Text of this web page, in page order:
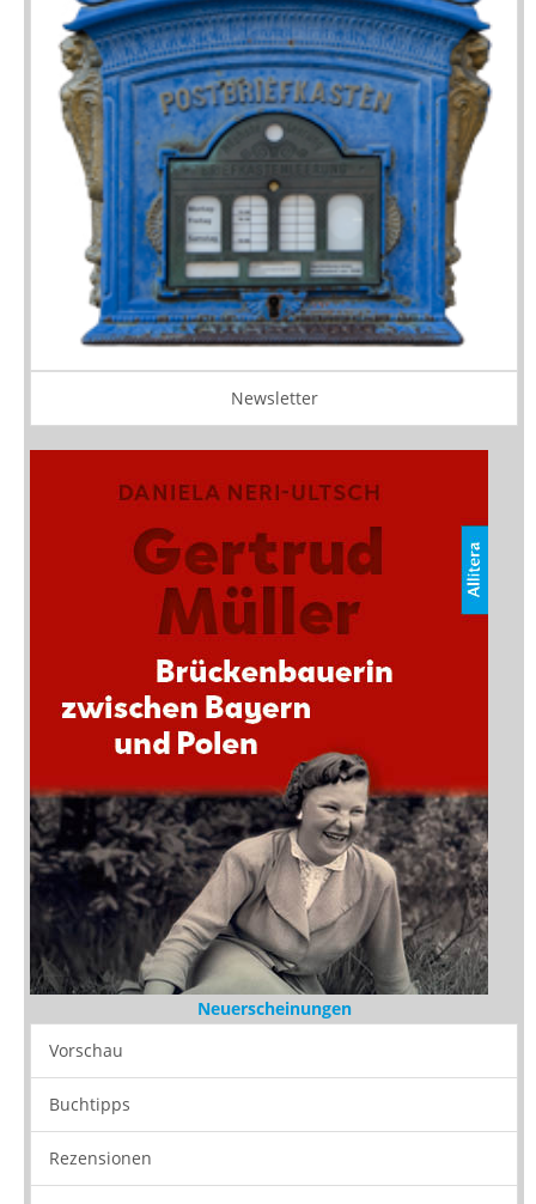
Newsletter